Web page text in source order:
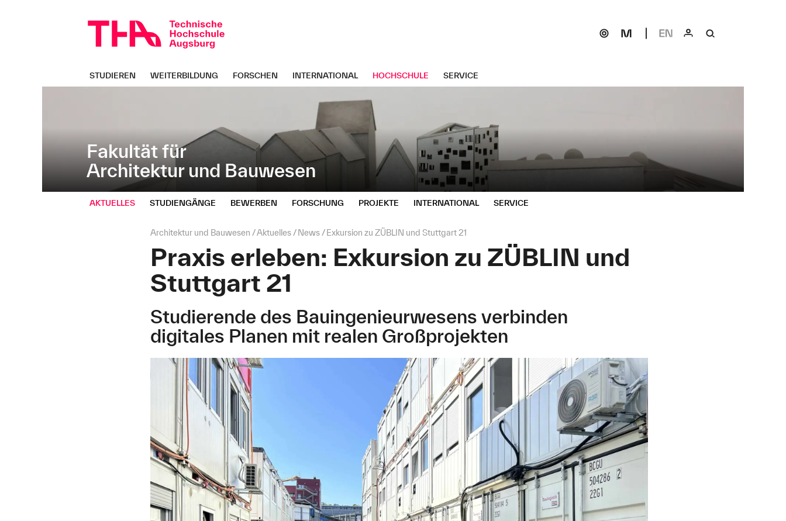
überspringen
Fakultät für
Architektur und Bauwesen
STUDIEREN WEITERBILDUNG FORSCHEN INTERNATIONAL HOCHSCHULE SERVICE
AKTUELLES STUDIENGÄNGE BEWERBEN FORSCHUNG PROJEKTE INTERNATIONAL SERVICE
Seitenpfad:
Architektur und Bauwesen Aktuelles News Exkursion zu ZÜBLIN und Stuttgart 21
Praxis erleben: Exkursion zu ZÜBLIN und
Stuttgart 21
Studierende des Bauingenieurwesens verbinden
digitales Planen mit realen Großprojekten